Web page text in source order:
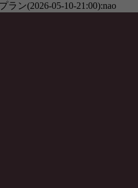
ラン(2026-05-10-21:00):nao